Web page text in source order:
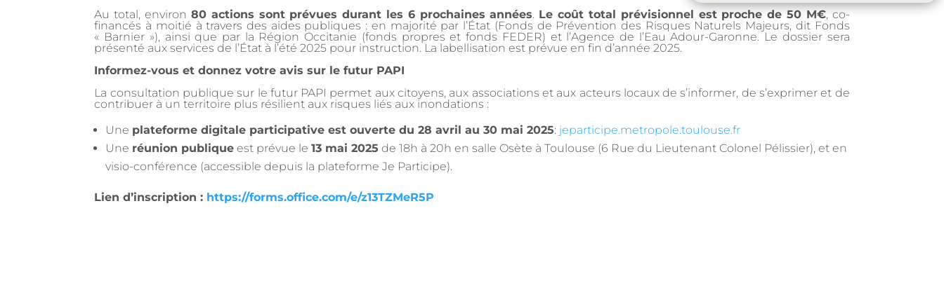
Au total, environ 80 actions sont prévues durant les 6 prochaines années. Le coût total prévisionnel est proche de 50 M€, co-
financés à moitié à travers des aides publiques : en majorité par l’État (Fonds de Prévention des Risques Naturels Majeurs, dit Fonds
« Barnier »), ainsi que par la Région Occitanie (fonds propres et fonds FEDER) et l’Agence de l’Eau Adour-Garonne. Le dossier sera
présenté aux services de l’État à l’été 2025 pour instruction. La labellisation est prévue en fin d’année 2025.
Informez-vous et donnez votre avis sur le futur PAPI
La consultation publique sur le futur PAPI permet aux citoyens, aux associations et aux acteurs locaux de s’informer, de s’exprimer et de
contribuer à un territoire plus résilient aux risques liés aux inondations :
Une plateforme digitale participative est ouverte du 28 avril au 30 mai 2025: jeparticipe.metropole.toulouse.fr
Une réunion publique est prévue le13 mai 2025 de 18h à 20h en salle Osète à Toulouse (6 Rue du Lieutenant Colonel Pélissier), et en
visio-conférence (accessible depuis la plateforme Je Participe).
Lien d’inscription : https://forms.office.com/e/z13TZMeR5P